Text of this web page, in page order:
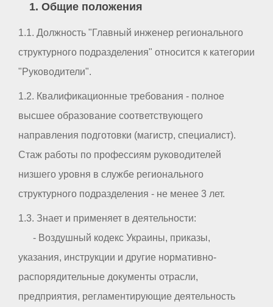
1. Общие положения
1.1. Должность "Главный инженер регионального
структурного подразделения" относится к категории
"Руководители".
1.2. Квалификационные требования - полное
высшее образование соответствующего
направления подготовки (магистр, специалист).
Стаж работы по профессиям руководителей
низшего уровня в службе регионального
структурного подразделения - не менее 3 лет.
1.3. Знает и применяет в деятельности:
- Воздушный кодекс Украины, приказы,
указания, инструкции и другие нормативно-
распорядительные документы отрасли,
предприятия, регламентирующие деятельность